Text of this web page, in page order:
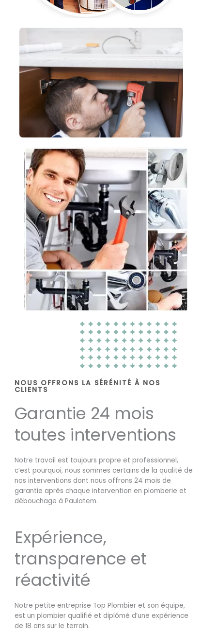
NOUS OFFRONS LA SÉRÉNITÉ À NOS
CLIENTS
Garantie 24 mois
toutes interventions
Notre travail est toujours propre et professionnel,
c’est pourquoi, nous sommes certains de la qualité de
nos interventions dont nous offrons 24 mois de
garantie après chaque intervention en plomberie et
débouchage à Paulatem.
Expérience,
transparence et
réactivité
Notre petite entreprise Top Plombier et son équipe,
est un plombier qualifié et diplômé d’une expérience
de 18 ans sur le terrain.